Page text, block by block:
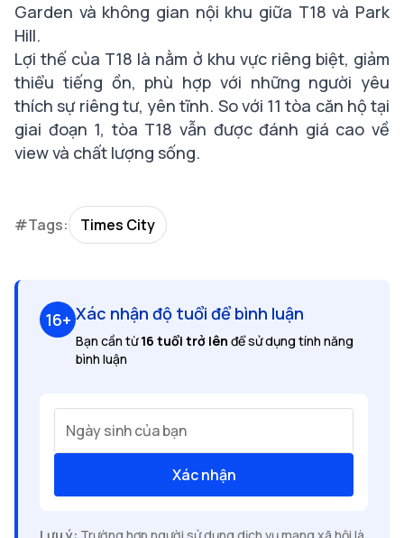
Garden và không gian nội khu giữa T18 và Park
Hill.
Lợi thế của T18 là nằm ở khu vực riêng biệt, giảm
thiểu tiếng ồn, phù hợp với những người yêu
thích sự riêng tư, yên tĩnh. So với 11 tòa căn hộ tại
giai đoạn 1, tòa T18 vẫn được đánh giá cao về
view và chất lượng sống.
#Tags: Times City
16+ Xác nhận độ tuổi để bình luận
Bạn cần từ16 tuổi trở lên để sử dụng tính năng
bình luận
Ngày sinh của bạn
Xác nhận